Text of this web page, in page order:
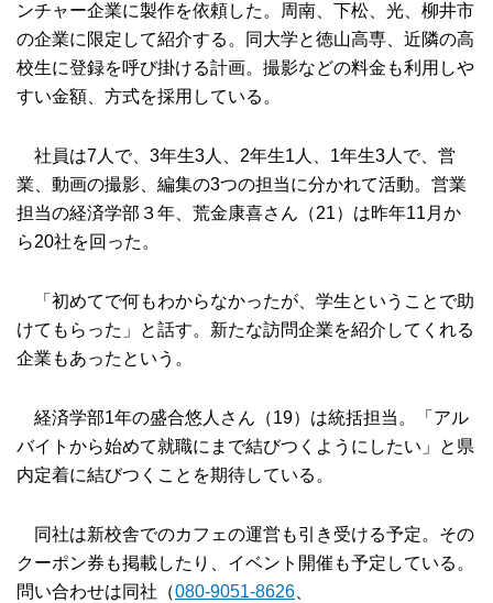
ンチャー企業に製作を依頼した。周南、下松、光、柳井市
の企業に限定して紹介する。同大学と徳山高専、近隣の高
校生に登録を呼び掛ける計画。撮影などの料金も利用しや
すい金額、方式を採用している。
社員は7人で、3年生3人、2年生1人、1年生3人で、営
業、動画の撮影、編集の3つの担当に分かれて活動。営業
担当の経済学部３年、荒金康喜さん（21）は昨年11月か
ら20社を回った。
「初めてで何もわからなかったが、学生ということで助
けてもらった」と話す。新たな訪問企業を紹介してくれる
企業もあったという。
経済学部1年の盛合悠人さん（19）は統括担当。「アル
バイトから始めて就職にまで結びつくようにしたい」と県
内定着に結びつくことを期待している。
同社は新校舎でのカフェの運営も引き受ける予定。その
クーポン券も掲載したり、イベント開催も予定している。
問い合わせは同社（080-9051-8626